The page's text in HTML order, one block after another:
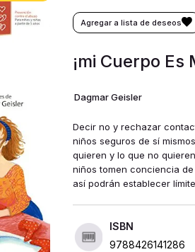
¡mi Cuerpo Es
Dagmar Geisler
Decir no y rechazar
niños seguros de sí
quieren y lo que no
niños tomen conciencia
así podrán establecer
ISBN
9788426141286